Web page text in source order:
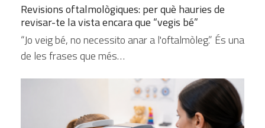
Revisions oftalmològiques: per què hauries de
revisar-te la vista encara que “vegis bé”
“Jo veig bé, no necessito anar a l'oftalmòleg.” És una
de les frases que més…